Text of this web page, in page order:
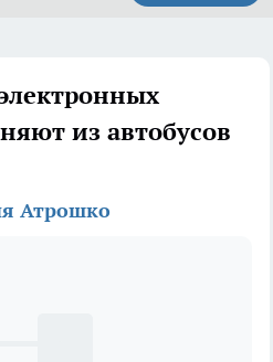
из автобусов
Атрошко